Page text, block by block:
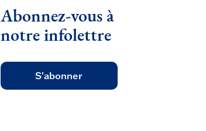
Abonnez-vous à
notre infolettre
S'abonner